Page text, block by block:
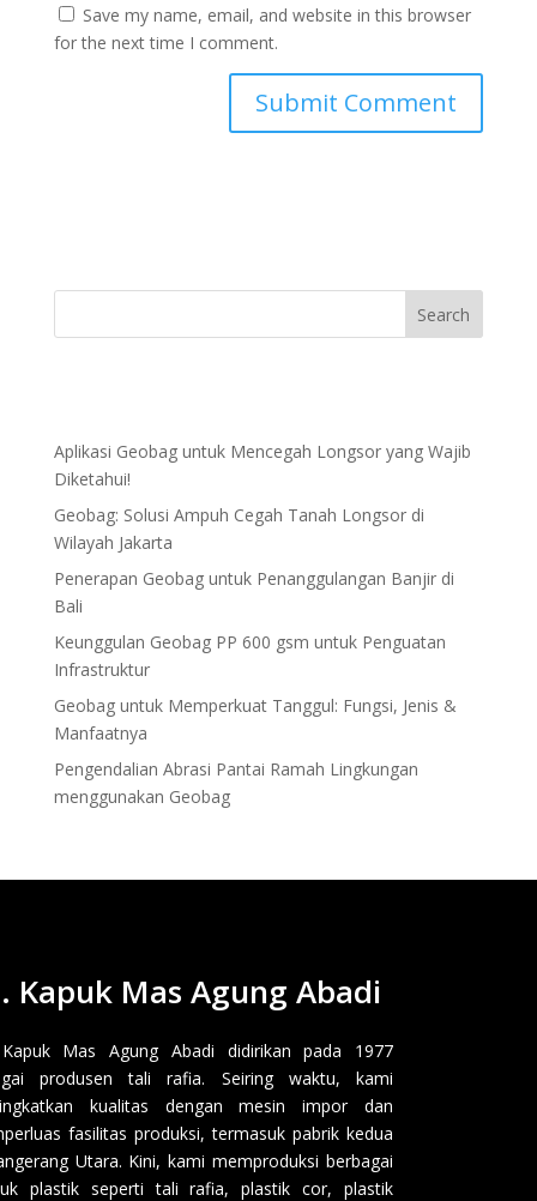
Save my name, email, and website in this browser
for the next time I comment.
Aplikasi Geobag untuk Mencegah Longsor yang Wajib
Diketahui!
Geobag: Solusi Ampuh Cegah Tanah Longsor di
Wilayah Jakarta
Penerapan Geobag untuk Penanggulangan Banjir di
Bali
Keunggulan Geobag PP 600 gsm untuk Penguatan
Infrastruktur
Geobag untuk Memperkuat Tanggul: Fungsi, Jenis &
Manfaatnya
Pengendalian Abrasi Pantai Ramah Lingkungan
menggunakan Geobag
Kapuk Mas Agung Abadi
Mas Agung Abadi didirikan pada 1977
produsen tali rafia. Seiring waktu, kami
kualitas dengan mesin impor dan
fasilitas produksi, termasuk pabrik kedua
Utara. Kini, kami memproduksi berbagai
plastik seperti tali rafia, plastik cor, plastik